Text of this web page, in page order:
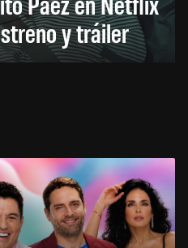
y tráiler